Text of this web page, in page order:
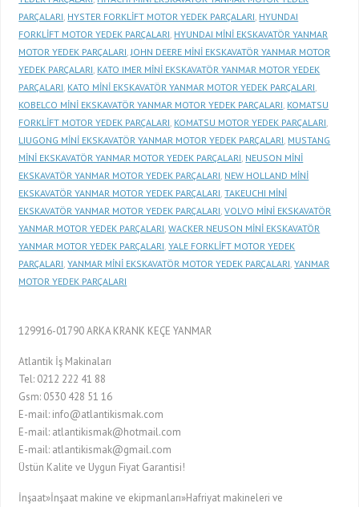
PARÇALARI HYSTER FORKLİFT MOTOR YEDEK PARÇALARI HYUNDAI
FORKLİFT MOTOR YEDEK PARÇALARI HYUNDAI MİNİ EKSKAVATÖR YANMAR
MOTOR YEDEK PARÇALARI JOHN DEERE MİNİ EKSKAVATÖR YANMAR MOTOR
YEDEK PARÇALARI KATO IMER MİNİ EKSKAVATÖR YANMAR MOTOR YEDEK
PARÇALARI KATO MİNİ EKSKAVATÖR YANMAR MOTOR YEDEK PARÇALARI
KOBELCO MİNİ EKSKAVATÖR YANMAR MOTOR YEDEK PARÇALARI KOMATSU
FORKLİFT MOTOR YEDEK PARÇALARI KOMATSU MOTOR YEDEK PARÇALARI
LIUGONG MİNİ EKSKAVATÖR YANMAR MOTOR YEDEK PARÇALARI MUSTANG
MİNİ EKSKAVATÖR YANMAR MOTOR YEDEK PARÇALARI NEUSON MİNİ
EKSKAVATÖR YANMAR MOTOR YEDEK PARÇALARI NEW HOLLAND MİNİ
EKSKAVATÖR YANMAR MOTOR YEDEK PARÇALARI ,TAKEUCHI MİNİ
EKSKAVATÖR YANMAR MOTOR YEDEK PARÇALARI ,VOLVO MİNİ EKSKAVATÖR
YANMAR MOTOR YEDEK PARÇALARI ,WACKER NEUSON MİNİ EKSKAVATÖR
YANMAR MOTOR YEDEK PARÇALARI ,YALE FORKLİFT MOTOR YEDEK
PARÇALARI ,YANMAR MİNİ EKSKAVATÖR MOTOR YEDEK PARÇALARI ,YANMAR
MOTOR YEDEK PARÇALARI
129916-01790 ARKA KRANK KEÇE YANMAR
Atlantik İş Makinaları
Tel: 0212 222 41 88
Gsm: 0530 428 51 16
E-mail: info@atlantikismak.com
E-mail: atlantikismak@hotmail.com
E-mail: atlantikismak@gmail.com
Üstün Kalite ve Uygun Fiyat Garantisi!
İnşaat»İnşaat makine ve ekipmanları»Hafriyat makineleri ve